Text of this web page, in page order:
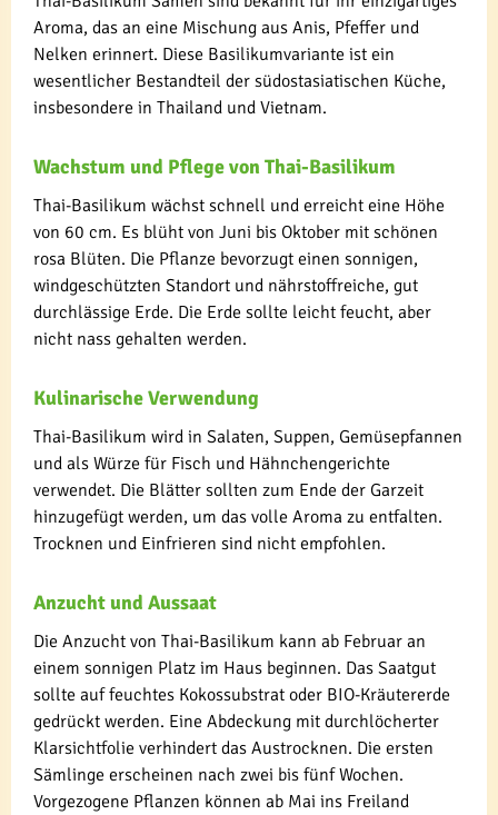
Aroma, das an eine Mischung aus Anis, Pfeffer und
Nelken erinnert. Diese Basilikumvariante ist ein
wesentlicher Bestandteil der südostasiatischen Küche,
insbesondere in Thailand und Vietnam.
Wachstum und Pflege von Thai-Basilikum
Thai-Basilikum wächst schnell und erreicht eine Höhe
von 60 cm. Es blüht von Juni bis Oktober mit schönen
rosa Blüten. Die Pflanze bevorzugt einen sonnigen,
windgeschützten Standort und nährstoffreiche, gut
durchlässige Erde. Die Erde sollte leicht feucht, aber
nicht nass gehalten werden.
Kulinarische Verwendung
Thai-Basilikum wird in Salaten, Suppen, Gemüsepfannen
und als Würze für Fisch und Hähnchengerichte
verwendet. Die Blätter sollten zum Ende der Garzeit
hinzugefügt werden, um das volle Aroma zu entfalten.
Trocknen und Einfrieren sind nicht empfohlen.
Anzucht und Aussaat
Die Anzucht von Thai-Basilikum kann ab Februar an
einem sonnigen Platz im Haus beginnen. Das Saatgut
sollte auf feuchtes Kokossubstrat oder BIO-Kräutererde
gedrückt werden. Eine Abdeckung mit durchlöcherter
Klarsichtfolie verhindert das Austrocknen. Die ersten
Sämlinge erscheinen nach zwei bis fünf Wochen.
Vorgezogene Pflanzen können ab Mai ins Freiland